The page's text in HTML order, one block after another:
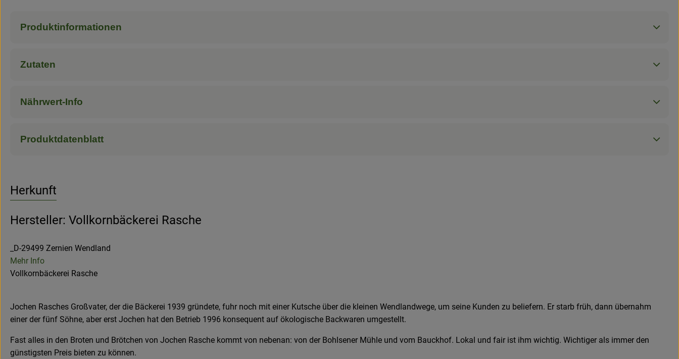
Produktinformationen
Zutaten
Nährwert-Info
Produktdatenblatt
Herkunft
Hersteller: Vollkornbäckerei Rasche
_D-29499 Zernien Wendland
Mehr Info
Vollkornbäckerei Rasche
Jochen Rasches Großvater, der die Bäckerei 1939 gründete, fuhr noch mit einer Kutsche über die kleinen Wendlandwege, um seine Kunden zu beliefern. Er starb früh, dann übernahm
einer der fünf Söhne, aber erst Jochen hat den Betrieb 1996 konsequent auf ökologische Backwaren umgestellt.
Fast alles in den Broten und Brötchen von Jochen Rasche kommt von nebenan: von der Bohlsener Mühle und vom Bauckhof. Lokal und fair ist ihm wichtig. Wichtiger als immer den
günstigsten Preis bieten zu können.